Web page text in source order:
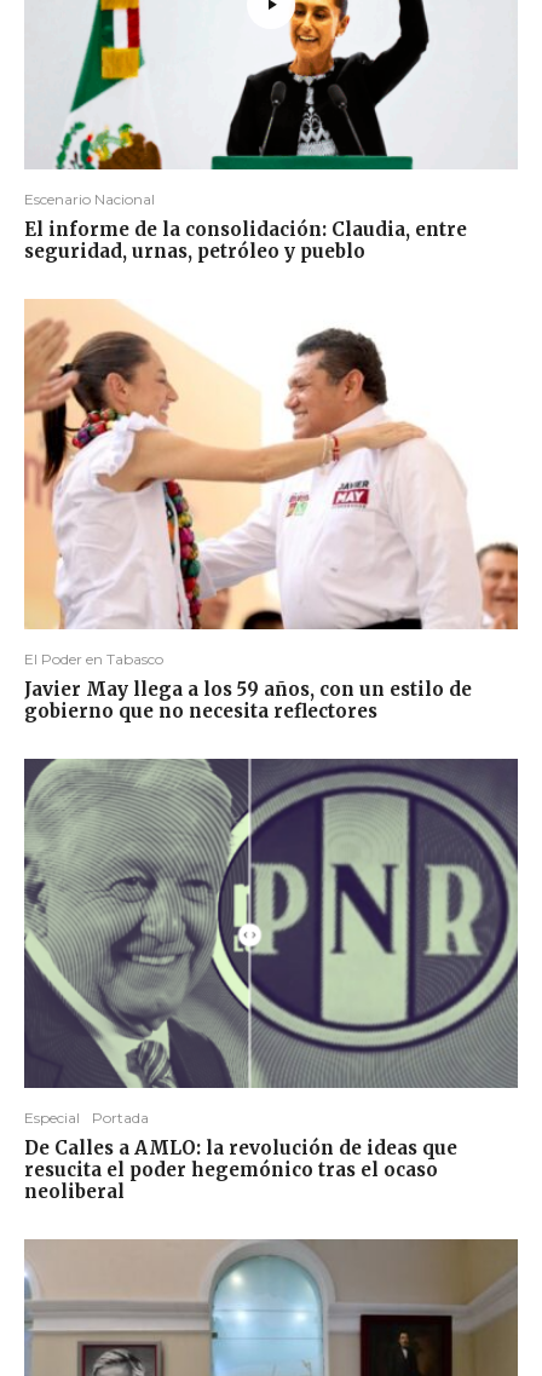
Escenario Nacional
El informe de la consolidación: Claudia, entre
seguridad, urnas, petróleo y pueblo
El Poder en Tabasco
Javier May llega a los 59 años, con un estilo de
gobierno que no necesita reflectores
Especial Portada
De Calles a AMLO: la revolución de ideas que
resucita el poder hegemónico tras el ocaso
neoliberal